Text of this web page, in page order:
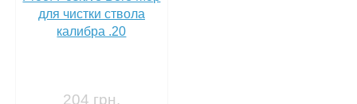
204 грн.